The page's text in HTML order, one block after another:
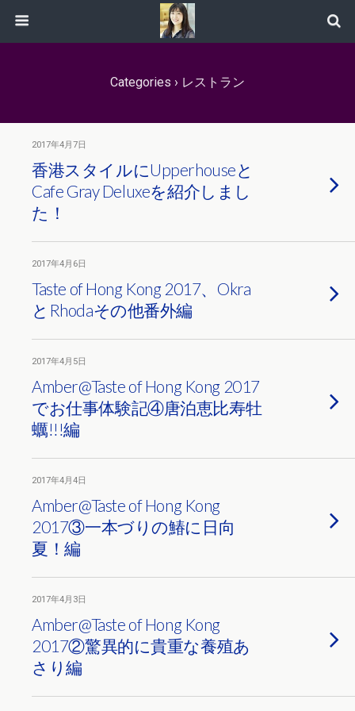
Categories › レストラン
2017年4月7日
香港スタイルにUpperhouseと
Cafe Gray Deluxeを紹介しまし
た！
2017年4月6日
Taste of Hong Kong 2017、Okra
とRhodaその他番外編
2017年4月5日
Amber@Taste of Hong Kong 2017
でお仕事体験記④唐泊恵比寿牡
蠣!!!編
2017年4月4日
Amber@Taste of Hong Kong
2017③一本づりの鰆に日向
夏！編
2017年4月3日
Amber@Taste of Hong Kong
2017②驚異的に貴重な養殖あ
さり編